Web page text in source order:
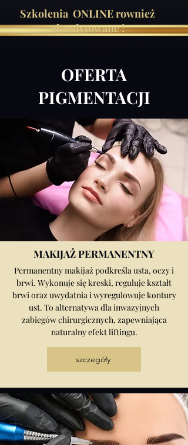
Szkolenia ONLINE rownież
akredytowane !
OFERTA
PIGMENTACJI
MAKIJAŻ PERMANENTNY
Permanentny makijaż podkreśla usta, oczy i
brwi. Wykonuje się kreski, reguluje kształt
brwi oraz uwydatnia i wyregulowuje kontury
ust. To alternatywa dla inwazyjnych
zabiegów chirurgicznych, zapewniająca
naturalny efekt liftingu.
szczegóły